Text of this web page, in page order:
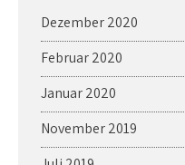
Dezember 2020
Februar 2020
Januar 2020
November 2019